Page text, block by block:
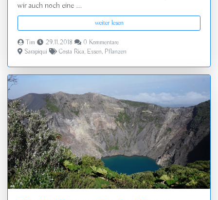
wir auch noch eine ...
weiter lesen
Tim 29.11.2018
0 Kommentare
Sarapiqui
Costa Rica, Essen, Pflanzen